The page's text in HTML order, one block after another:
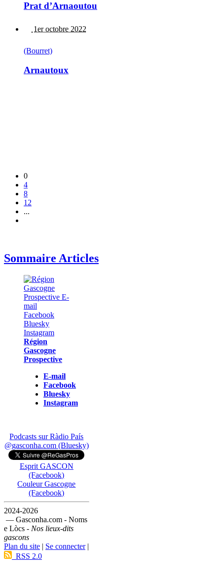
Prat d’Arnaoutou
1er octobre 2022
(Bourret)
Arnautoux
0
4
8
12
...
Sommaire Articles
Région
Gascogne
Prospective
E-mail
Facebook
Bluesky
Instagram
Podcasts sur Ràdio País
@gasconha.com (Bluesky)
Esprit GASCON
(Facebook)
Couleur Gascogne
(Facebook)
2024-2026
— Gasconha.com - Noms
e Lòcs - Nos lieux-dits
gascons
Plan du site | Se connecter|
RSS 2.0